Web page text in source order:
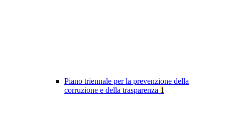
Piano triennale per la prevenzione della
corruzione e della trasparenza 1